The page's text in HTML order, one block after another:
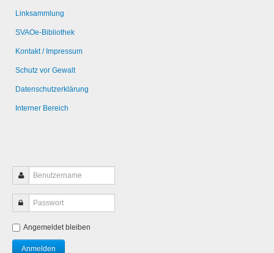
Linksammlung
SVAOe-Bibliothek
Kontakt / Impressum
Schutz vor Gewalt
Datenschutzerklärung
Interner Bereich
Angemeldet bleiben